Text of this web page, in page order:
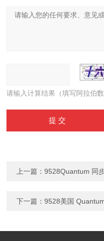
请输入计算结果（填写阿拉伯
上一篇：9528Quantum 同
下一篇：9528美国